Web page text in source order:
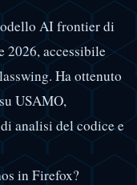
AI frontier di
2026, accessibile
Ha ottenuto
USAMO,
analisi del codice e
in Firefox?